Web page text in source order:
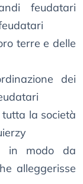
feudatari
terre e delle
dei
la società
in modo da
alleggerisse